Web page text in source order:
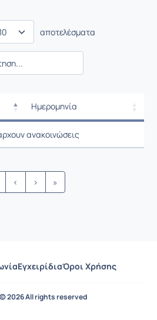
αποτελέσματα
Ημερομηνία
Ρυθμίσεις επιλογής /
Ρυθμίσεις επιλογής /
ανακοινώσεις
‹ › »
ΕγχειρίδιαΌροι Χρήσης
2026 All rights reserved